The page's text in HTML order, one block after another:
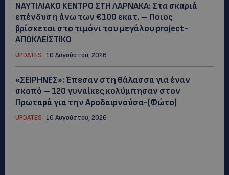
ΝΑΥΤΙΛΙΑΚΟ ΚΕΝΤΡΟ ΣΤΗ ΛΑΡΝΑΚΑ: Στα σκαριά
επένδυση άνω των €100 εκατ. – Ποιος
βρίσκεται στο τιμόνι του μεγάλου project-
ΑΠΟΚΛΕΙΣΤΙΚΟ
UPDATES 10 Αυγούστου, 2026
«ΣΕΙΡΗΝΕΣ»: Έπεσαν στη θάλασσα για έναν
σκοπό – 120 γυναίκες κολύμπησαν στον
Πρωταρά για την Αροδαφνούσα-(Φώτο)
UPDATES 10 Αυγούστου, 2026